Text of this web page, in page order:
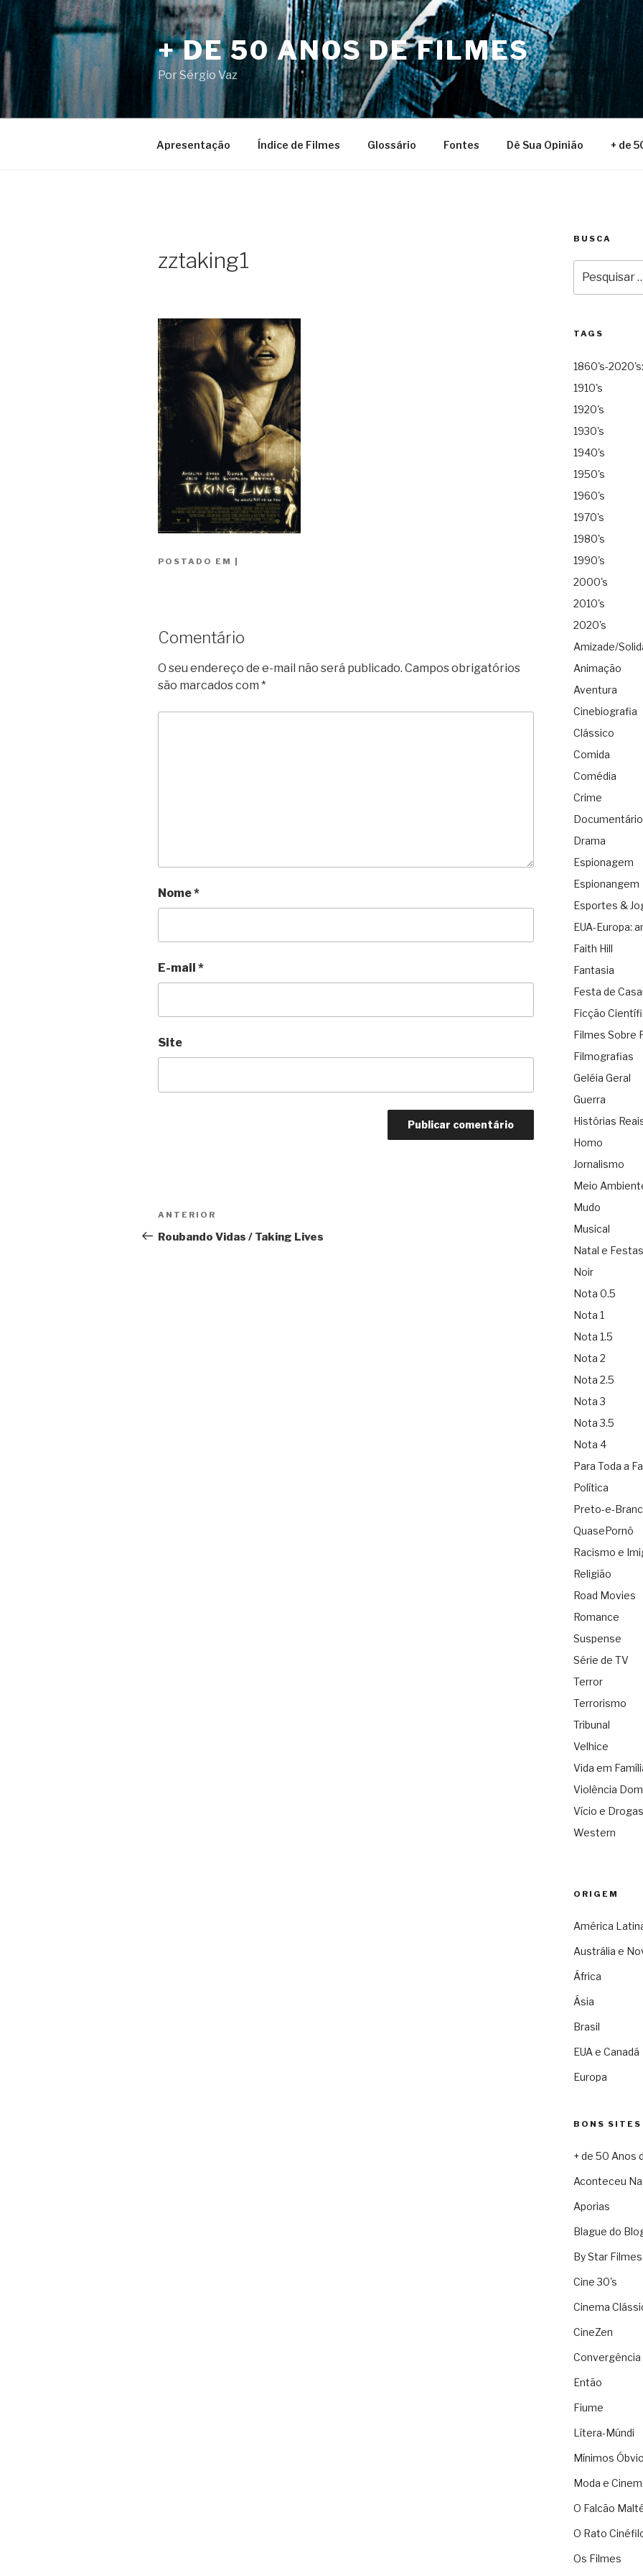
para
o
conteúdo
+ DE 50 ANOS DE FILMES
Por Sérgio Vaz
Apresentação Índice de Filmes Glossário Fontes Dê Sua Opinião + de
zztaking1
POSTADO EM |
Comentário
O seu endereço de e-mail não será publicado. Campos obrigatórios
são marcados com *
Nome*
E-mail *
Site
Navegação
de
Anterior
ANTERIOR
Roubando Vidas / Taking Lives
BUSCA
por:
TAGS
1860's-
1910's
1920's
1930's
1940's
1950's
1960's
1970's
1980's
1990's
2000's
2010's
2020's
Amizade/
Animação
Aventura
Cinebiografia
Clássico
Comida
Comédia
Crime
Documentário
Drama
Espionagem
Espionangem
Esportes &
EUA-Europa:
Faith Hill
Fantasia
Festa de
Ficção
Filmes Sobre
Filmografias
Geléia Geral
Guerra
Histórias
Homo
Jornalismo
Meio
Mudo
Musical
Natal e Festas
Noir
Nota 0.5
Nota 1
Nota 1.5
Nota 2
Nota 2.5
Nota 3
Nota 3.5
Nota 4
Para Toda a
Política
Preto-e-
QuasePornô
Racismo e
Religião
Road Movies
Romance
Suspense
Série de TV
Terror
Terrorismo
Tribunal
Velhice
Vida em
Violência
Vício e Drogas
Western
ORIGEM
América
Austrália e
África
Ásia
Brasil
EUA e Canadá
Europa
BONS SITES
+ de 50 Anos
Aconteceu
Aporias
Blague do
By Star Filmes
Cine 30's
Cinema
CineZen
Convergência
Então
Fiume
Lítera-Múndi
Mínimos
Moda e
O Falcão
O Rato
Os Filmes